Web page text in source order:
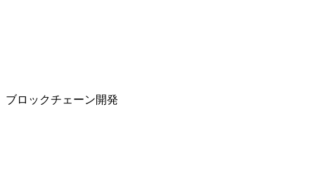
ブロックチェーン開発